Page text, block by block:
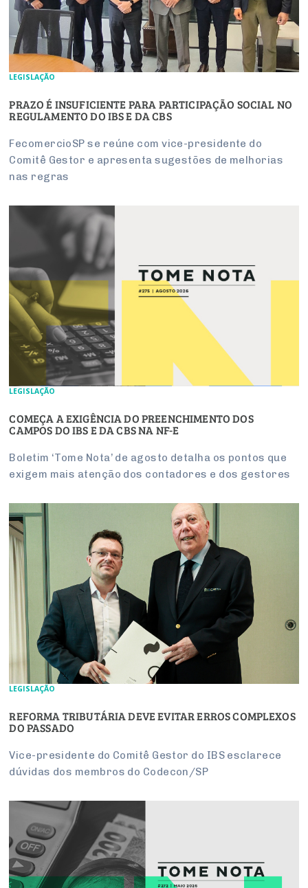
LEGISLAÇÃO
PRAZO É INSUFICIENTE PARA PARTICIPAÇÃO SOCIAL NO
REGULAMENTO DO IBS E DA CBS
FecomercioSP se reúne com vice-presidente do
Comitê Gestor e apresenta sugestões de melhorias
nas regras
LEGISLAÇÃO
COMEÇA A EXIGÊNCIA DO PREENCHIMENTO DOS
CAMPOS DO IBS E DA CBS NA NF-E
Boletim ‘Tome Nota’ de agosto detalha os pontos que
exigem mais atenção dos contadores e dos gestores
LEGISLAÇÃO
REFORMA TRIBUTÁRIA DEVE EVITAR ERROS COMPLEXOS
DO PASSADO
Vice-presidente do Comitê Gestor do IBS esclarece
dúvidas dos membros do Codecon/SP